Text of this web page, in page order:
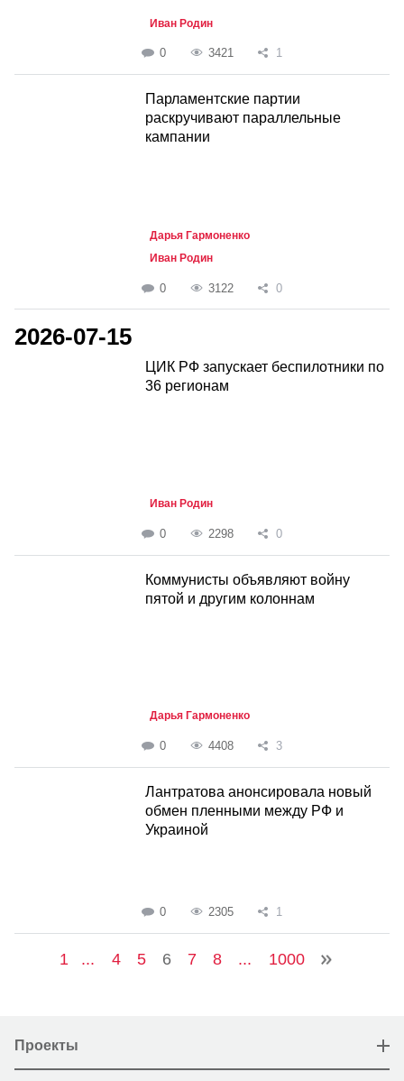
Иван Родин
0 3421 1
Парламентские партии
раскручивают параллельные
кампании
Дарья Гармоненко
Иван Родин
0 3122 0
2026-07-15
ЦИК РФ запускает беспилотники по
36 регионам
Иван Родин
0 2298 0
Коммунисты объявляют войну
пятой и другим колоннам
Дарья Гармоненко
0 4408 3
Лантратова анонсировала новый
обмен пленными между РФ и
Украиной
0 2305 1
1 ... 4 5 6 7 8 ... 1000
Проекты